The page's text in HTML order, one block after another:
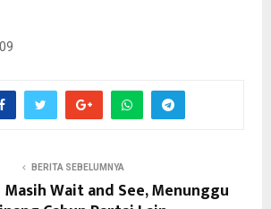
BERITA SEBELUMNYA
Wait and See, Menunggu